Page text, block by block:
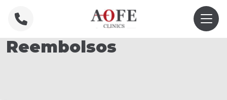
Reembolsos